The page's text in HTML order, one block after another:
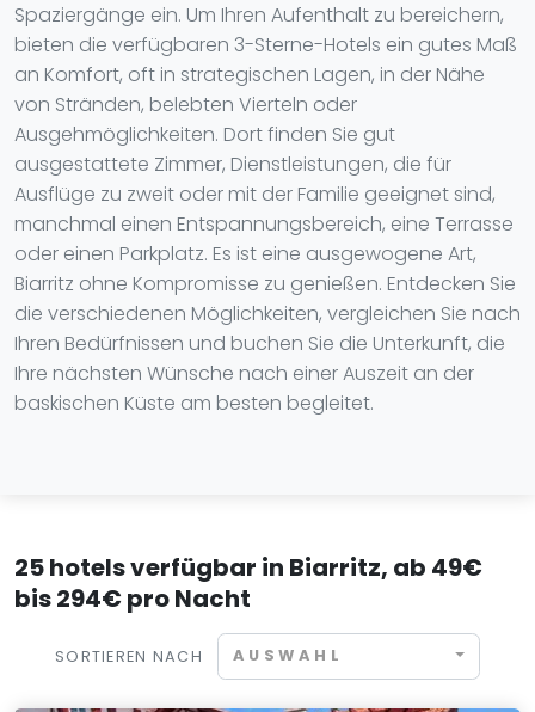
Spaziergänge ein. Um Ihren Aufenthalt zu bereichern,
bieten die verfügbaren 3-Sterne-Hotels ein gutes Maß
an Komfort, oft in strategischen Lagen, in der Nähe
von Stränden, belebten Vierteln oder
Ausgehmöglichkeiten. Dort finden Sie gut
ausgestattete Zimmer, Dienstleistungen, die für
Ausflüge zu zweit oder mit der Familie geeignet sind,
manchmal einen Entspannungsbereich, eine Terrasse
oder einen Parkplatz. Es ist eine ausgewogene Art,
Biarritz ohne Kompromisse zu genießen. Entdecken Sie
die verschiedenen Möglichkeiten, vergleichen Sie nach
Ihren Bedürfnissen und buchen Sie die Unterkunft, die
Ihre nächsten Wünsche nach einer Auszeit an der
baskischen Küste am besten begleitet.
25 hotels verfügbar in Biarritz, ab 49€
bis 294€ pro Nacht
SORTIEREN NACH AUSWAHL